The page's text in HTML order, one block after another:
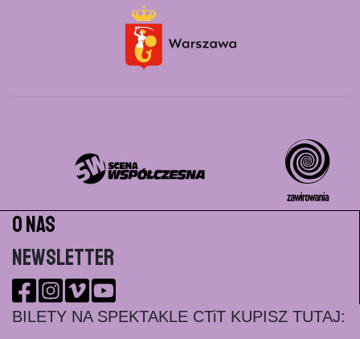
O nas
Newsletter
BILETY NA SPEKTAKLE CTiT KUPISZ TUTAJ: